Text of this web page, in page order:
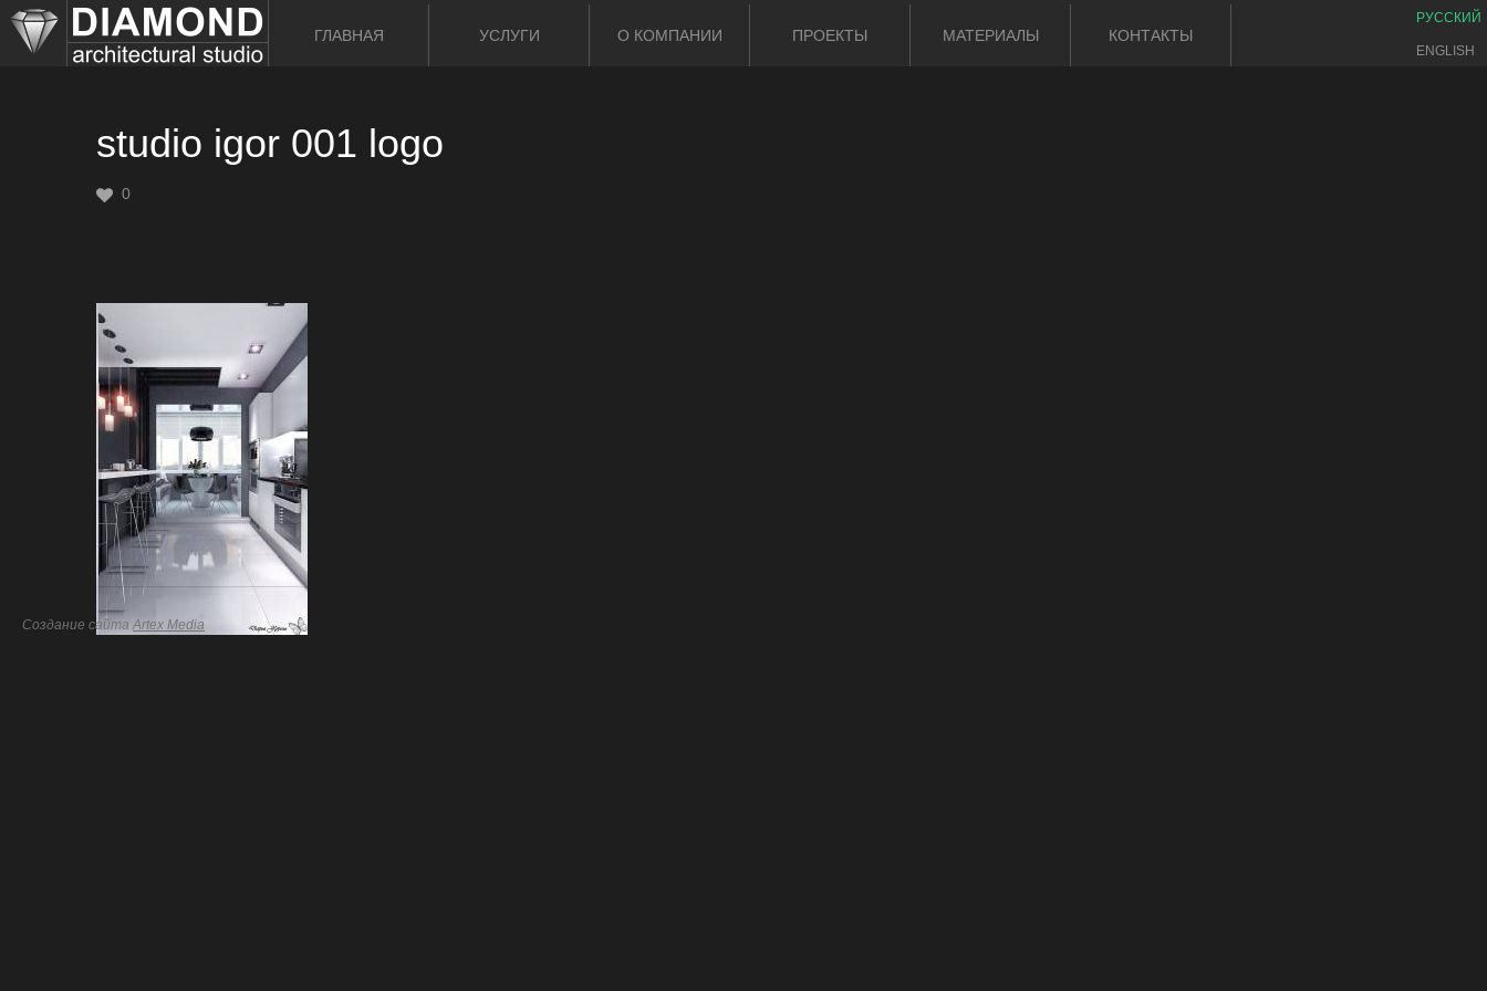
ГЛАВНАЯ УСЛУГИ О КОМПАНИИ ПРОЕКТЫ МАТЕРИАЛЫ КОНТАКТЫ
РУССКИЙ
ENGLISH
studio igor 001 logo
0
Создание сайта Artex Media